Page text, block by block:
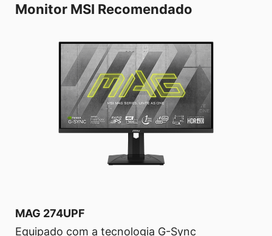
Monitor MSI Recomendado
MAG 274UPF
Equipado com a tecnologia G-Sync